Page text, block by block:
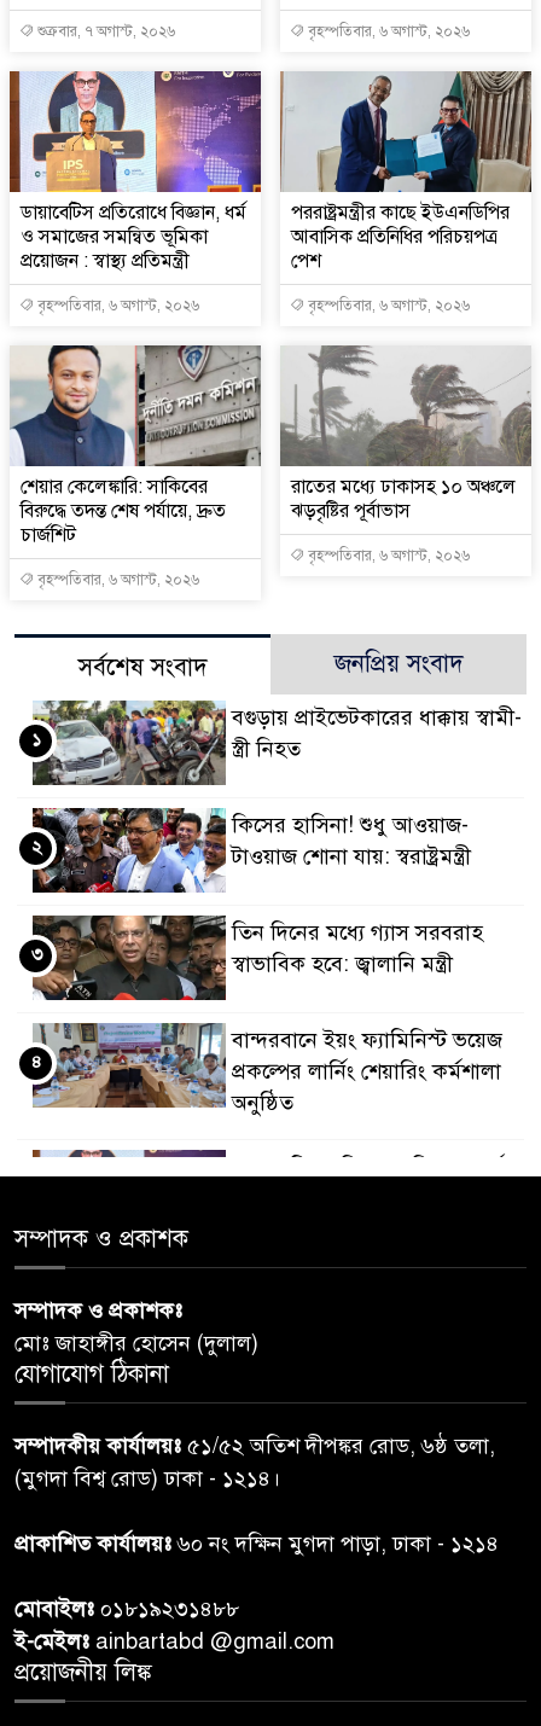
শুক্রবার, ৭ অগাস্ট, ২০২৬ বৃহস্পতিবার, ৬ অগাস্ট, ২০২৬
ডায়াবেটিস প্রতিরোধে বিজ্ঞান, ধর্ম
ও সমাজের সমন্বিত ভূমিকা
প্রয়োজন : স্বাস্থ্য প্রতিমন্ত্রী
বৃহস্পতিবার, ৬ অগাস্ট, ২০২৬
পররাষ্ট্রমন্ত্রীর কা‌ছে ইউএনডিপির
আবাসিক প্রতিনিধির পরিচয়পত্র
পেশ
বৃহস্পতিবার, ৬ অগাস্ট, ২০২৬
শেয়ার কেলেঙ্কারি: সাকিবের
বিরুদ্ধে তদন্ত শেষ পর্যায়ে, দ্রুত
চার্জশিট
বৃহস্পতিবার, ৬ অগাস্ট, ২০২৬
রাতের মধ্যে ঢাকাসহ ১০ অঞ্চলে
ঝড়বৃষ্টির পূর্বাভাস
বৃহস্পতিবার, ৬ অগাস্ট, ২০২৬
সর্বশেষ সংবাদ জনপ্রিয় সংবাদ
বগুড়ায় প্রাইভেটকারের ধাক্কায় স্বামী-
স্ত্রী নিহত
১
কিসের হাসিনা! শুধু আওয়াজ-
টাওয়াজ শোনা যায়: স্বরাষ্ট্রমন্ত্রী
২
তিন দিনের মধ্যে গ্যাস সরবরাহ
স্বাভাবিক হবে: জ্বালানি মন্ত্রী
৩
বান্দরবানে ইয়ং ফ্যামিনিস্ট ভয়েজ
প্রকল্পের লার্নিং শেয়ারিং কর্মশালা
অনুষ্ঠিত
৪
পেশ
৬
তদন্ত শেষ পর্যায়ে, দ্রুত চার্জশিট
৭
রাতের মধ্যে ঢাকাসহ ১০ অঞ্চলে
ঝড়বৃষ্টির পূর্বাভাস
৮
প্রধানমন্ত্রীর সঙ্গে দেখা করে স্বপ্নপূরণ
উপহার
৯
সম্পাদক ও প্রকাশক
সম্পাদক ও প্রকাশকঃ
মোঃ জাহাঙ্গীর হোসেন (দুলাল)
যোগাযোগ ঠিকানা
সম্পাদকীয় কার্যালয়ঃ ৫১/৫২ অতিশ দীপঙ্কর রোড, ৬ষ্ঠ তলা,
(মুগদা বিশ্ব রোড) ঢাকা - ১২১৪।
প্রাকাশিত কার্যালয়ঃ৬০ নং দক্ষিন মুগদা পাড়া, ঢাকা - ১২১৪
মোবাইলঃ ০১৮১৯২৩১৪৮৮
ই-মেইলঃ ainbartabd @gmail.com
প্রয়োজনীয় লিঙ্ক